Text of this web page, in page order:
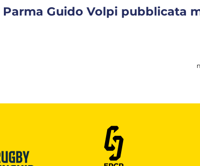
Guido Volpi pubblicata